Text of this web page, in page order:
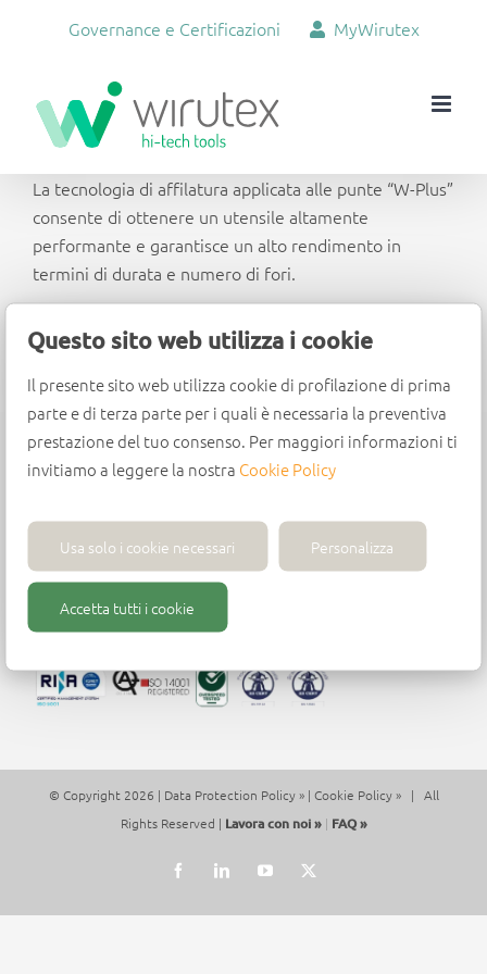
Questo sito web utilizza i cookie
Il presente sito web utilizza cookie di profilazione di prima
parte e di terza parte per i quali è necessaria la preventiva
prestazione del tuo consenso. Per maggiori informazioni ti
invitiamo a leggere la nostra Cookie Policy
Usa solo i cookie necessari Personalizza
Accetta tutti i cookie
Governance e Certificazioni MyWirutex
La tecnologia di affilatura applicata alle punte “W-Plus”
consente di ottenere un utensile altamente
performante e garantisce un alto rendimento in
termini di durata e numero di fori.
Wirutex S.r.l.
Tel. +39 (0)721 204355
P.iva 01271430413 - contact@wirutex.com
© Copyright 2026 | Data Protection Policy »| Cookie Policy »| All
Rights Reserved | Lavora con noi » | FAQ »
FacebookLinkedInYouTube
X